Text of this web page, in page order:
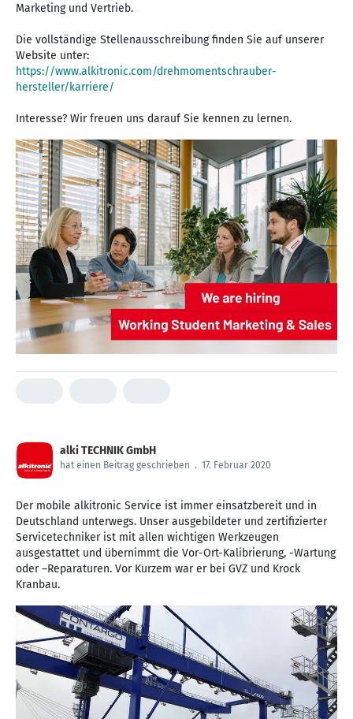
Marketing und Vertrieb.
Die vollständige Stellenausschreibung finden Sie auf unserer
https://www.alkitronic.com/drehmomentschrauber-
hersteller/karriere/
Interesse? Wir freuen uns darauf Sie kennen zu lernen.
alki TECHNIK GmbH
hat einen Beitrag geschrieben . 17. Februar 2020
Der mobile alkitronic Service ist immer einsatzbereit und in
Deutschland unterwegs. Unser ausgebildeter und zertifizierter
Servicetechniker ist mit allen wichtigen Werkzeugen
ausgestattet und übernimmt die Vor-Ort-Kalibrierung, -Wartung
oder –Reparaturen. Vor Kurzem war er bei GVZ und Krock
Kranbau.